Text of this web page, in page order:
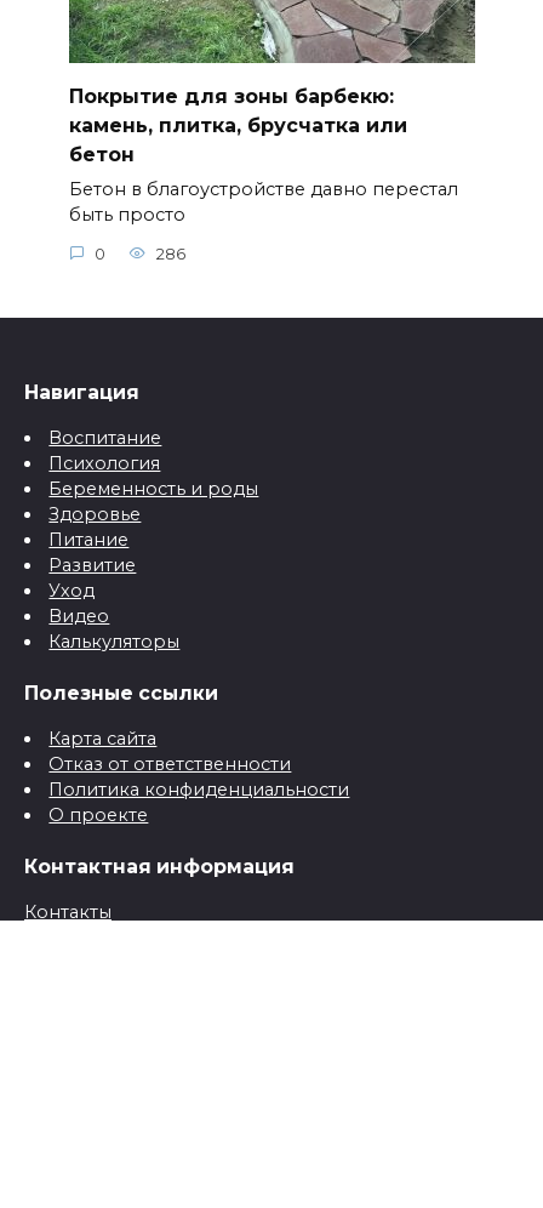
Покрытие для зоны барбекю:
камень, плитка, брусчатка или
бетон
Бетон в благоустройстве давно перестал
быть просто
0 286
Навигация
Воспитание
Психология
Беременность и роды
Здоровье
Питание
Развитие
Уход
Видео
Калькуляторы
Полезные ссылки
Карта сайта
Отказ от ответственности
Политика конфиденциальности
О проекте
Контактная информация
Контакты